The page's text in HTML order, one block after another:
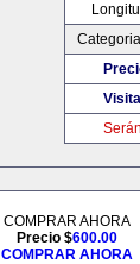
COMPRAR AHORA
Precio $600.00
COMPRAR AHORA